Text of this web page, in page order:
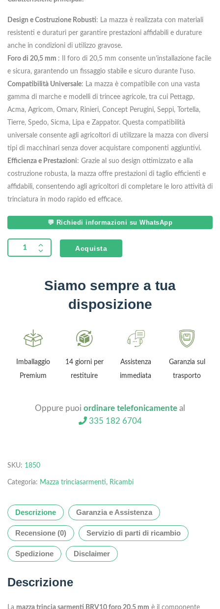
Design e Costruzione Robusti: La mazza è realizzata con materiali
resistenti e duraturi per garantire prestazioni affidabili e durature
anche in condizioni di utilizzo gravose.
Foro di 20,5 mm : Il foro di 20,5 mm consente un’installazione facile
e sicura, garantendo un fissaggio stabile e sicuro durante l’uso.
Compatibilità Universale: La mazza è compatibile con una vasta
gamma di marche e modelli di trincee agricole, tra cui Pettagp,
Acma, Agricom, Omarv, Rinieri, Concept Perugini, Seppi, Tortella,
Tierre, Spedo, Sicma, Lipa e Zappator. Questa compatibilità
universale consente agli agricoltori di utilizzare la mazza con diversi
tipi di macchinari senza dover acquistare componenti aggiuntivi.
Efficienza e Prestazioni: Grazie al suo design ottimizzato e alla
costruzione robusta, la mazza offre prestazioni di taglio efficienti e
affidabili, consentendo agli agricoltori di completare le loro attività di
trinciatura in modo rapido ed efficace.
💬 Richiedi informazioni su WhatsApp
Acquista
Siamo sempre a tua
disposizione
Imballaggio
Premium
14 giorni per
restituire
Assistenza
immediata
Garanzia sul
trasporto
Oppure puoi ordinare telefonicamente al
335 182 6704
SKU: 1850
Categoria: Mazza trinciasarmenti, Ricambi
Descrizione Garanzia e Assistenza
Recensione (0) Servizio di parti di ricambio
Spedizione Disclaimer
Descrizione
La mazza trincia sarmenti BRV10 foro 20,5 mm è il componente